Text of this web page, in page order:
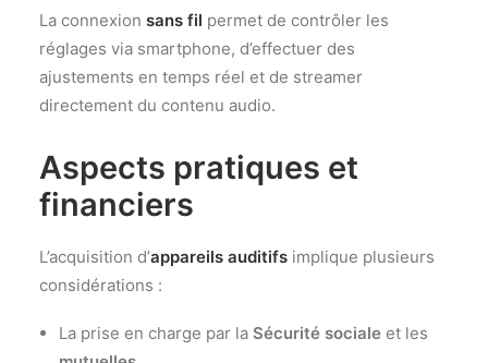
La connexion sans fil permet de contrôler les
réglages via smartphone, d’effectuer des
ajustements en temps réel et de streamer
directement du contenu audio.
Aspects pratiques et
financiers
L’acquisition d’appareils auditifs implique plusieurs
considérations :
La prise en charge par la Sécurité sociale et les